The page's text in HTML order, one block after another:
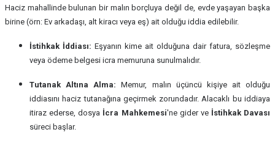
Haciz mahallinde bulunan bir malın borçluya değil de, evde yaşayan başka
birine (örn: Ev arkadaşı, alt kiracı veya eş) ait olduğu iddia edilebilir.
İstihkak İddiası: Eşyanın kime ait olduğuna dair fatura, sözleşme
veya ödeme belgesi icra memuruna sunulmalıdır.
Tutanak Altına Alma: Memur, malın üçüncü kişiye ait olduğu
iddiasını haciz tutanağına geçirmek zorundadır. Alacaklı bu iddiaya
itiraz ederse, dosya İcra Mahkemesi'ne gider ve İstihkak Davası
süreci başlar.